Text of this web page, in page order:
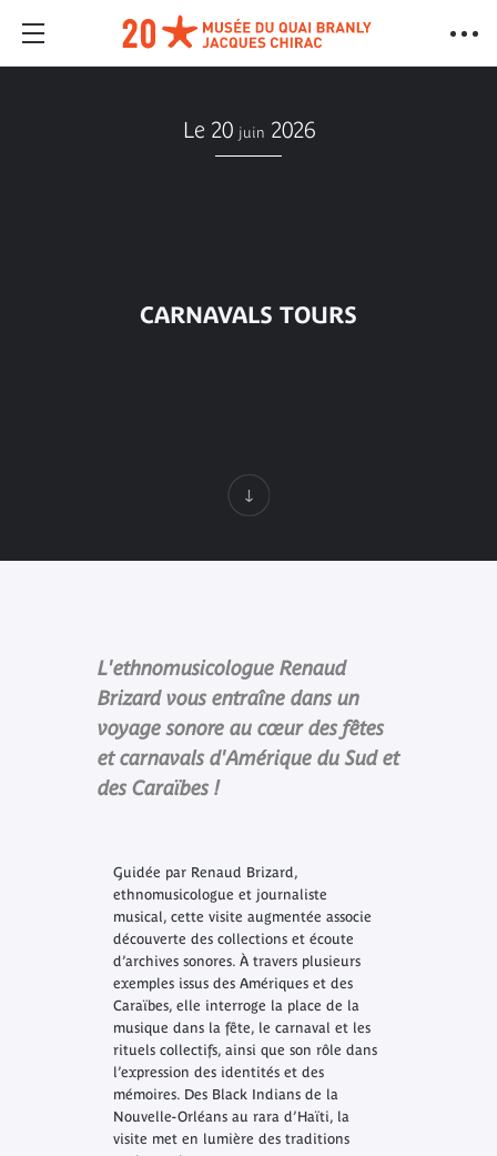
Le 20 juin 2026
CARNAVALS TOURS
L'ethnomusicologue Renaud
Brizard vous entraîne dans un
voyage sonore au cœur des fêtes
et carnavals d'Amérique du Sud et
des Caraïbes !
Guidée par Renaud Brizard,
ethnomusicologue et journaliste
musical, cette visite augmentée associe
découverte des collections et écoute
d’archives sonores. À travers plusieurs
exemples issus des Amériques et des
Caraïbes, elle interroge la place de la
musique dans la fête, le carnaval et les
rituels collectifs, ainsi que son rôle dans
l’expression des identités et des
mémoires. Des Black Indians de la
Nouvelle-Orléans au rara d’Haïti, la
visite met en lumière des traditions